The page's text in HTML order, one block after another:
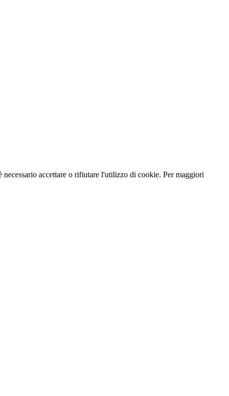
accettare o rifiutare l'utilizzo di cookie. Per maggiori